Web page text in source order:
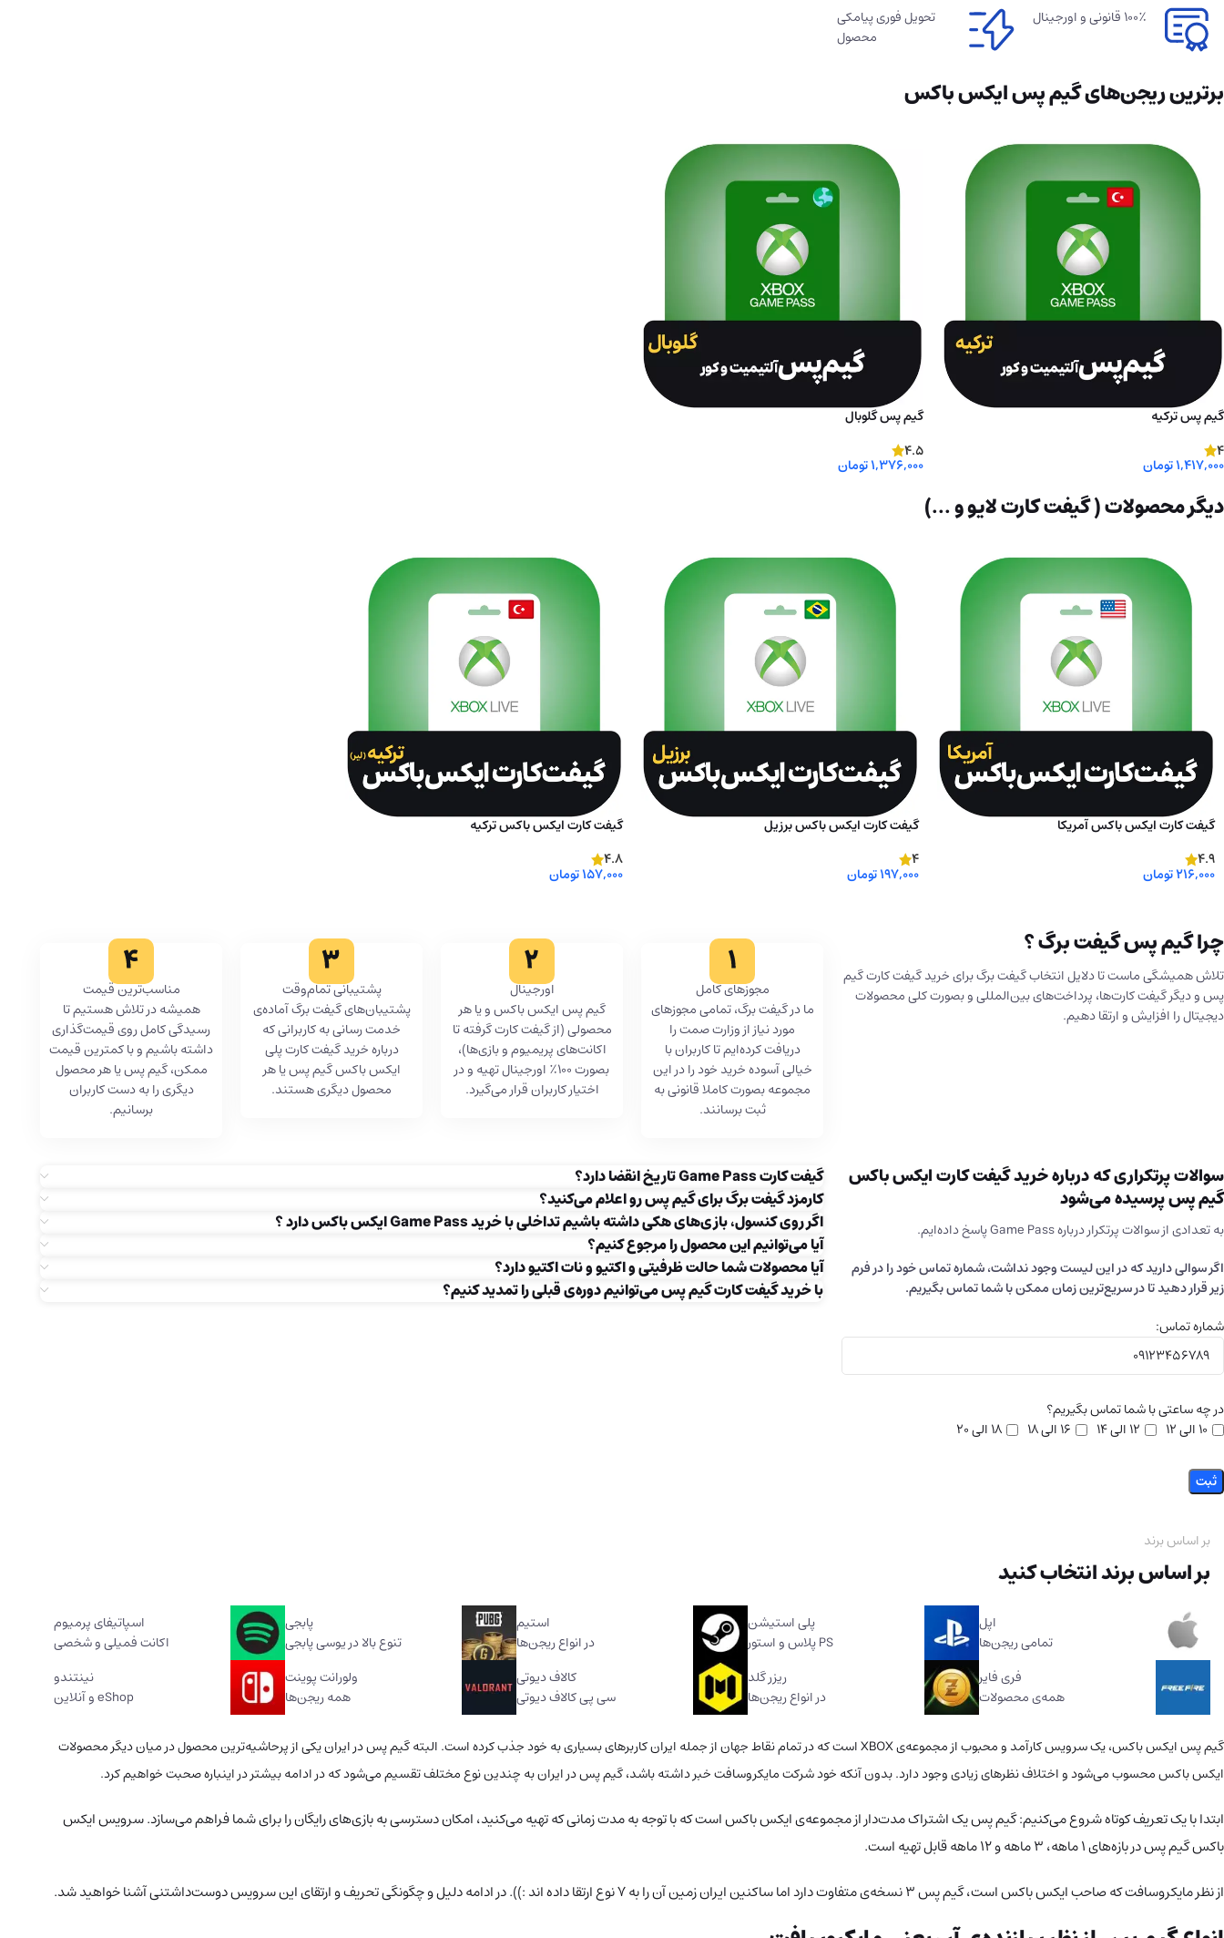
۱۰۰٪ قانونی و اورجینال
تحویل فوری پیامکی
محصول
برترین ریجن‌های گیم پس ایکس باکس
گیم پس ترکیه
4
1,417,000تومان
گیم پس گلوبال
4.5
1,376,000تومان
دیگر محصولات ( گیفت کارت لایو و ...)
گیفت کارت ایکس باکس آمریکا
4.9
216,000تومان
گیفت کارت ایکس باکس برزیل
4
197,000تومان
گیفت کارت ایکس باکس ترکیه
4.8
157,000تومان
چرا گیم پس گیفت برگ ؟
تلاش همیشگی ماست تا دلایل انتخاب گیفت برگ برای خرید گیفت کارت گیم
پس و دیگر گیفت کارت‌ها، پرداخت‌های بین‌المللی و بصورت کلی محصولات
دیجیتال را افزایش و ارتقا دهیم.
مجوز‌های کامل
ما در گیفت برگ، تمامی مجوزهای
مورد نیاز از وزارت صمت را
دریافت کرده‌ایم تا کاربران با
خیالی آسوده خرید خود را در این
مجموعه بصورت کاملا قانونی به
ثبت برسانند.
اورجینال
گیم پس ایکس باکس و یا هر
محصولی (از گیفت کارت گرفته تا
اکانت‌های پریمیوم و بازی‌ها)،
بصورت ۱۰۰٪ اورجینال تهیه و در
اختیار کاربران قرار می‌گیرد.
پشتیبانی تمام‌وقت
پشتیبان‌های گیفت برگ آماده‌ی
خدمت رسانی به کاربرانی که
درباره خرید گیفت کارت پلی
ایکس باکس گیم پس یا هر
محصول دیگری هستند.
مناسب‌ترین قیمت
همیشه در تلاش هستیم تا
رسیدگی کامل روی قیمت‌گذاری
داشته باشیم و با کمترین قیمت
ممکن، گیم پس یا هر محصول
دیگری را به دست کاربران
برسانیم.
سوالات پرتکراری که درباره خرید گیفت کارت ایکس باکس
گیم پس پرسیده می‌شود
به تعدادی از سوالات پرتکرار درباره Game Pass پاسخ داده‌ایم.
اگر سوالی دارید که در این لیست وجود نداشت، شماره تماس خود را در فرم
زیر قرار دهید تا در سریع‌ترین زمان ممکن با شما تماس بگیریم.
شماره تماس:
در چه ساعتی با شما تماس بگیریم؟
10 الی ۱۲
۱۲ الی ۱۴ ۱۶ الی ۱۸ ۱۸ الی ۲۰
گیفت کارت Game Pass تاریخ انقضا دارد؟
کارمزد گیفت برگ برای گیم پس رو اعلام می‌کنید؟
اگر روی کنسول، بازی‌های هکی داشته باشیم تداخلی با خرید Game Pass ایکس باکس دارد ؟
آیا می‌توانیم این محصول را مرجوع کنیم؟
آیا محصولات شما حالت ظرفیتی و اکتیو و نات اکتیو دارد؟
با خرید گیفت کارت گیم پس می‌توانیم دوره‌ی قبلی را تمدید کنیم؟
بر اساس برند
بر اساس برند انتخاب کنید
اپل
تمامی ریجن‌ها
پلی استیشن
PS پلاس و استور
استیم
در انواع ریجن‌ها
پابجی
تنوع بالا در یوسی پابجی
اسپاتیفای پرمیوم
اکانت فمیلی و شخصی
فری فایر
همه‌ی محصولات
ریزر گلد
در انواع ریجن‌ها
کالاف دیوتی
سی پی کالاف دیوتی
ولورانت پوینت
همه ریجن‌ها
نینتندو
eShop و آنلاین
گیم پس ایکس باکس، یک سرویس کارآمد و محبوب از مجموعه‌ی XBOX است که در تمام نقاط جهان از جمله ایران کاربرهای بسیاری به خود جذب کرده است. البته گیم پس در ایران یکی از پرحاشیه‌ترین محصول در میان دیگر محصولات
ایکس باکس محسوب می‌شود و اختلاف نظرهای زیادی وجود دارد. بدون آنکه خود شرکت مایکروسافت خبر داشته باشد، گیم پس در ایران به چندین نوع مختلف تقسیم می‌شود که در ادامه بیشتر در اینباره صحبت خواهیم کرد.
ابتدا با یک تعریف کوتاه شروع می‌کنیم: گیم پس یک اشتراک مدت‌دار از مجموعه‌ی ایکس باکس است که با توجه به مدت زمانی که تهیه می‌کنید، امکان دسترسی به بازی‌های رایگان را برای شما فراهم می‌سازد. سرویس ایکس
باکس گیم پس در بازه‌های ۱ ماهه، ۳ ماهه و ۱۲ ماهه قابل تهیه است.
از نظر مایکروسافت که صاحب ایکس باکس است، گیم پس ۳ نسخه‌ی متفاوت دارد اما ساکنین ایران زمین آن را به ۷ نوع ارتقا داده اند :)). در ادامه دلیل و چگونگی تحریف و ارتقای این سرویس دوست‌داشتنی آشنا خواهید شد.